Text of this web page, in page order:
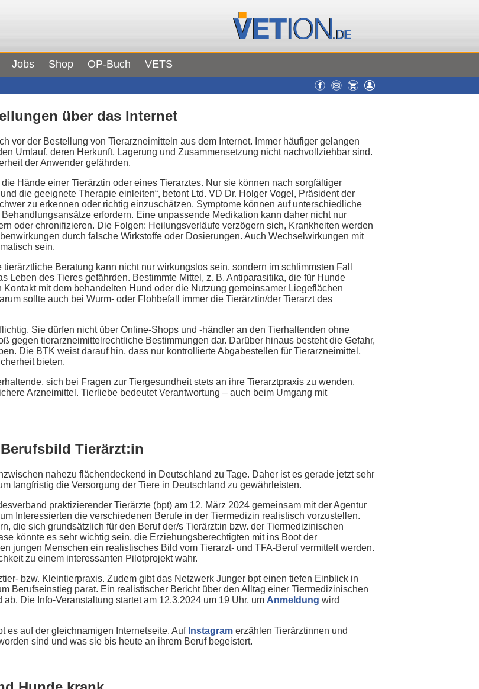
Jobs Shop OP-Buch VETS
über das Internet
vor der Bestellung von Tierarzneimitteln aus dem Internet. Immer häufiger gelangen
Umlauf, deren Herkunft, Lagerung und Zusammensetzung nicht nachvollziehbar sind.
der Anwender gefährden.
Hände einer Tierärztin oder eines Tierarztes. Nur sie können nach sorgfältiger
die geeignete Therapie einleiten“, betont Ltd. VD Dr. Holger Vogel, Präsident der
zu erkennen oder richtig einzuschätzen. Symptome können auf unterschiedliche
erfordern. Eine unpassende Medikation kann daher nicht nur
oder chronifizieren. Die Folgen: Heilungsverläufe verzögern sich, Krankheiten werden
durch falsche Wirkstoffe oder Dosierungen. Auch Wechselwirkungen mit
sein.
Beratung kann nicht nur wirkungslos sein, sondern im schlimmsten Fall
Leben des Tieres gefährden. Bestimmte Mittel, z. B. Antiparasitika, die für Hunde
mit dem behandelten Hund oder die Nutzung gemeinsamer Liegeflächen
sollte auch bei Wurm- oder Flohbefall immer die Tierärztin/der Tierarzt des
Sie dürfen nicht über Online-Shops und -händler an den Tierhaltenden ohne
gegen tierarzneimittelrechtliche Bestimmungen dar. Darüber hinaus besteht die Gefahr,
Die BTK weist darauf hin, dass nur kontrollierte Abgabestellen für Tierarzneimittel,
bieten.
sich bei Fragen zur Tiergesundheit stets an ihre Tierarztpraxis zu wenden.
Arzneimittel. Tierliebe bedeutet Verantwortung – auch beim Umgang mit
Tierärzt:in
nahezu flächendeckend in Deutschland zu Tage. Daher ist es gerade jetzt sehr
langfristig die Versorgung der Tiere in Deutschland zu gewährleisten.
praktizierender Tierärzte (bpt) am 12. März 2024 gemeinsam mit der Agentur
Interessierten die verschiedenen Berufe in der Tiermedizin realistisch vorzustellen.
die sich grundsätzlich für den Beruf der/s Tierärzt:in bzw. der Tiermedizinischen
könnte es sehr wichtig sein, die Erziehungsberechtigten mit ins Boot der
jungen Menschen ein realistisches Bild vom Tierarzt- und TFA-Beruf vermittelt werden.
zu einem interessanten Pilotprojekt wahr.
bzw. Kleintierpraxis. Zudem gibt das Netzwerk Junger bpt einen tiefen Einblick in
Berufseinstieg parat. Ein realistischer Bericht über den Alltag einer Tiermedizinischen
Die Info-Veranstaltung startet am 12.3.2024 um 19 Uhr, um Anmeldung wird
es auf der gleichnamigen Internetseite. Auf Instagram erzählen Tierärztinnen und
sind und was sie bis heute an ihrem Beruf begeistert.